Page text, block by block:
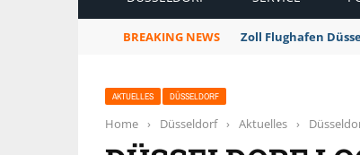
BREAKING NEWS Zoll Flughafen
AKTUELLES DÜSSELDORF
Home › Düsseldorf › Aktuelles ›